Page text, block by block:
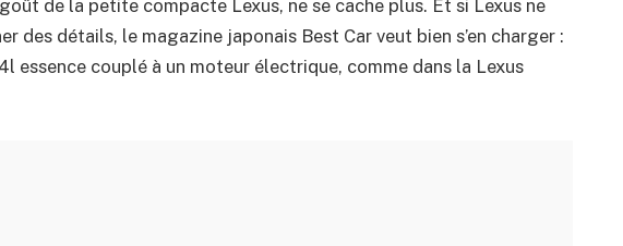
de la petite compacte Lexus, ne se cache plus. Et si Lexus ne
des détails, le magazine japonais Best Car veut bien s’en charger :
essence couplé à un moteur électrique, comme dans la Lexus